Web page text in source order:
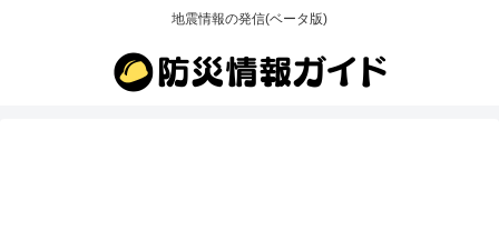
地震情報の発信(ベータ版)